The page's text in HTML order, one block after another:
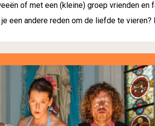
of met een (kleine) groep vrienden en
een andere reden om de liefde te vieren?